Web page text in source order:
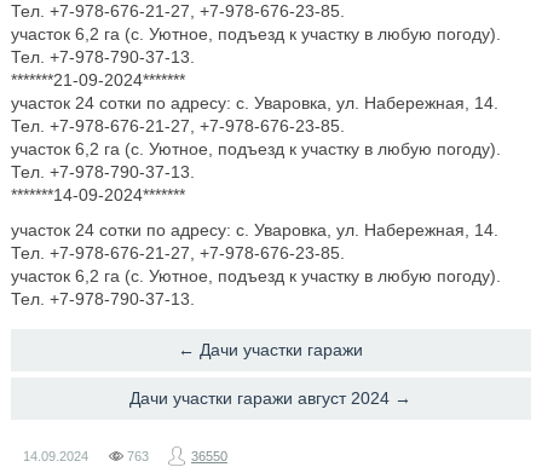
Тел. +7-978-676-21-27, +7-978-676-23-85.
участок 6,2 га (с. Уютное, подъезд к участку в любую погоду).
Тел. +7-978-790-37-13.
*******21-09-2024*******
участок 24 сотки по адресу: с. Уваровка, ул. Набережная, 14.
Тел. +7-978-676-21-27, +7-978-676-23-85.
участок 6,2 га (с. Уютное, подъезд к участку в любую погоду).
Тел. +7-978-790-37-13.
*******14-09-2024*******
участок 24 сотки по адресу: с. Уваровка, ул. Набережная, 14.
Тел. +7-978-676-21-27, +7-978-676-23-85.
участок 6,2 га (с. Уютное, подъезд к участку в любую погоду).
Тел. +7-978-790-37-13.
← Дачи участки гаражи
Дачи участки гаражи август 2024 →
14.09.2024 763 36550